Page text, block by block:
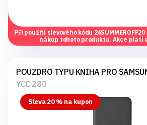
Při použití slevového kódu 26SUMMEROFF20
nákup tohoto produktu. Akce platí
POUZDRO TYPU KNIHA PRO
YCC 280
Sleva 20 % na kupon